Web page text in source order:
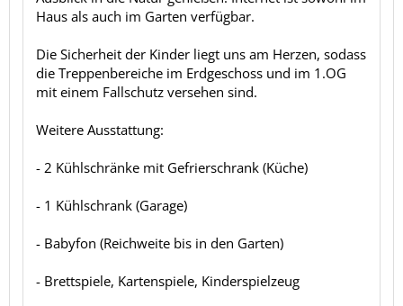
Haus als auch im Garten verfügbar.
Die Sicherheit der Kinder liegt uns am Herzen, sodass
die Treppenbereiche im Erdgeschoss und im 1.OG
mit einem Fallschutz versehen sind.
Weitere Ausstattung:
- 2 Kühlschränke mit Gefrierschrank (Küche)
- 1 Kühlschrank (Garage)
- Babyfon (Reichweite bis in den Garten)
- Brettspiele, Kartenspiele, Kinderspielzeug